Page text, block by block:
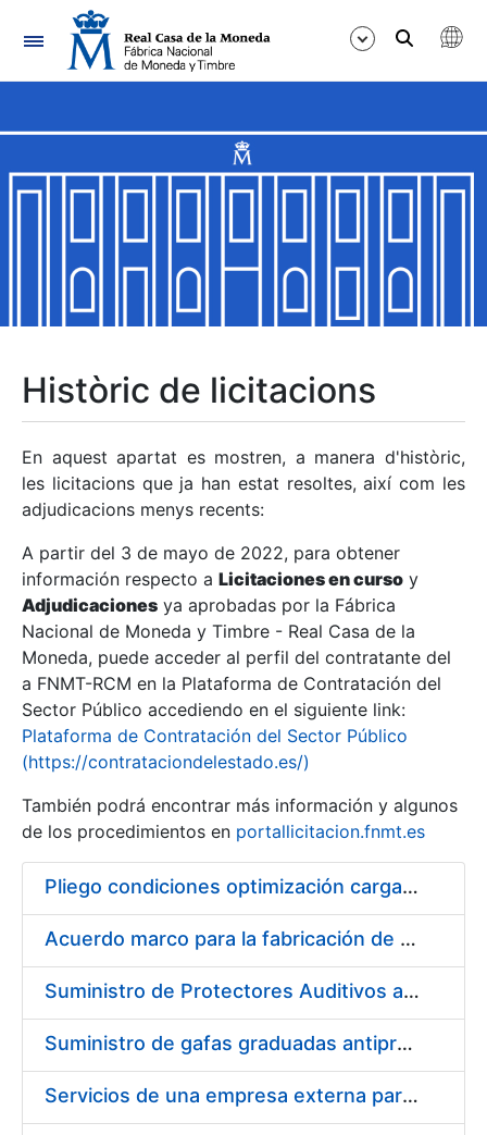
Navegació
Mostra/Amaga
Mostra/Amaga
Mostra/Amaga
Mostra/Amaga
Mostra/Amaga
Mostra/Amaga
Històric de licitacions
En aquest apartat es mostren, a manera d'històric,
les licitacions que ja han estat resoltes, així com les
adjudicacions menys recents:
A partir del 3 de mayo de 2022, para obtener
información respecto a Licitaciones en curso y
Adjudicaciones ya aprobadas por la Fábrica
Nacional de Moneda y Timbre - Real Casa de la
Moneda, puede acceder al perfil del contratante del
a FNMT-RCM en la Plataforma de Contratación del
Sector Público accediendo en el siguiente link:
Plataforma de Contratación del Sector Público
(https://contrataciondelestado.es/)
También podrá encontrar más información y algunos
de los procedimientos en portallicitacion.fnmt.es
Pliego condiciones optimización cargas compras firmado
Acuerdo marco para la fabricación de piezas
Suministro de Protectores Auditivos a medida para las personas trabajadoras de los Centros de Trabajo de Madrid y Burgos
Suministro de gafas graduadas antiproyecciones para los trabajadores de la FNMT-RCM en los centros de trabajo de Madrid y Burgos
Servicios de una empresa externa para el asesoramiento y resolución de los recursos de alzada que se presentan relacionados con procesos de selección para la FNMT-RCM